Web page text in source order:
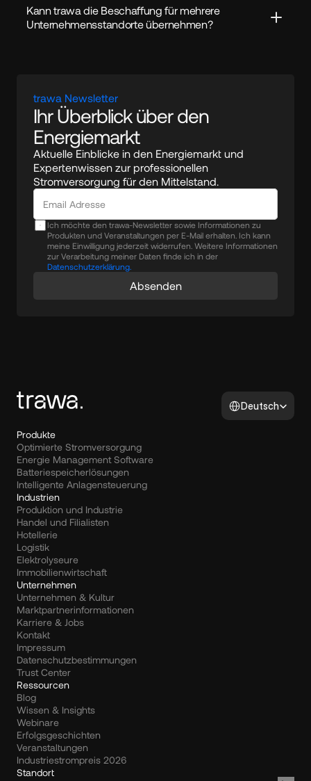
Kann trawa die Beschaffung für mehrere
Unternehmensstandorte übernehmen?
trawa Newsletter
Ihr Überblick über den
Energiemarkt
Aktuelle Einblicke in den Energiemarkt und
Expertenwissen zur professionellen
Stromversorgung für den Mittelstand.
Ich möchte den trawa-Newsletter sowie Informationen zu
Produkten und Veranstaltungen per E-Mail erhalten. Ich kann
meine Einwilligung jederzeit widerrufen. Weitere Informationen
zur Verarbeitung meiner Daten finde ich in der
Datenschutzerklärung.
Absenden
Select Language
Deutsch
Produkte
Optimierte Stromversorgung
Energie Management Software
Batteriespeicherlösungen
Intelligente Anlagensteuerung
Industrien
Produktion und Industrie
Handel und Filialisten
Hotellerie
Logistik
Elektrolyseure
Immobilienwirtschaft
Unternehmen
Unternehmen & Kultur
Marktpartnerinformationen
Karriere & Jobs
Kontakt
Impressum
Datenschutzbestimmungen
Trust Center
Ressourcen
Blog
Wissen & Insights
Webinare
Erfolgsgeschichten
Veranstaltungen
Industriestrompreis 2026
Standort